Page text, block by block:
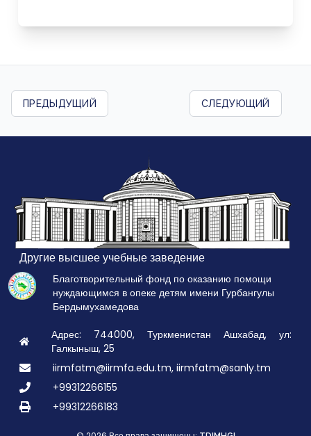
ПРЕДЫДУЩИЙ СЛЕДУЮЩИЙ
Другие высшее учебные заведение
Благотворительный фонд по оказанию помощи
нуждающимся в опеке детям имени Гурбангулы
Бердымухамедова
Адрес: 744000, Туркменистан Ашхабад, ул:
Галкыныш, 25
iirmfatm@iirmfa.edu.tm, iirmfatm@sanly.tm
+99312266155
+99312266183